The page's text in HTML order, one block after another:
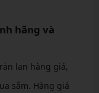
hãng và
lan hàng giả,
sắm. Hàng giả